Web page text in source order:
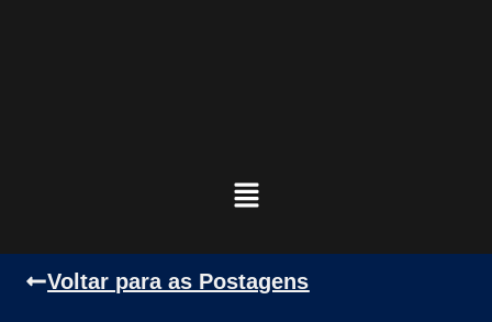
Voltar para as Postagens